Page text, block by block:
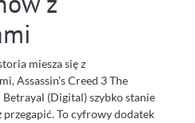
miesza się z
Assassin’s Creed 3 The
(Digital) szybko stanie
przegapić. To cyfrowy dodatek